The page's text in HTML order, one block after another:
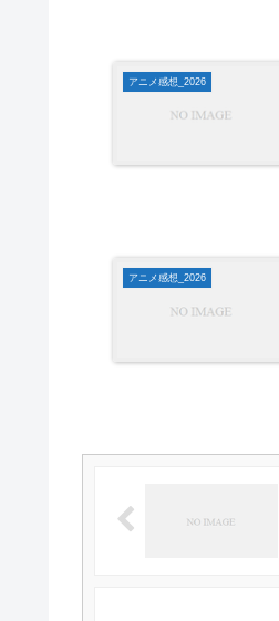
アニメ感想_2026
アニメ感想_2026